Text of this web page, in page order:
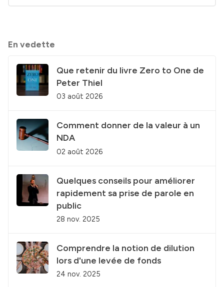
En vedette
Que retenir du livre Zero to One de
Peter Thiel
03 août 2026
Comment donner de la valeur à un
NDA
02 août 2026
Quelques conseils pour améliorer
rapidement sa prise de parole en
public
28 nov. 2025
Comprendre la notion de dilution
lors d'une levée de fonds
24 nov. 2025